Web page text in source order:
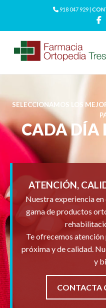
918 047 929 |
SELECCIONAMOS LOS
CADA DÍA
ATENCIÓN,
Nuestra experiencia
gama de productos
Te ofrecemos
próxima y de calidad.
y
CONTACTA